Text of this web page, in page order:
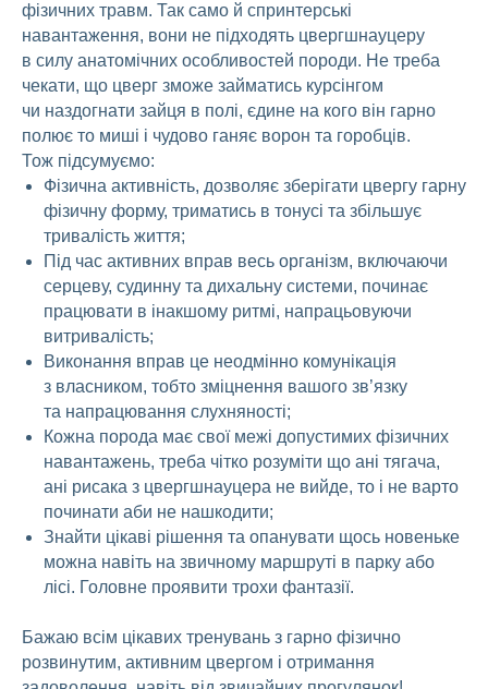
фізичних травм. Так само й спринтерські
навантаження, вони не підходять цвергшнауцеру
в силу анатомічних особливостей породи. Не треба
чекати, що цверг зможе займатись курсінгом
чи наздогнати зайця в полі, єдине на кого він гарно
полює то миші і чудово ганяє ворон та горобців.
Тож підсумуємо:
Фізична активність, дозволяє зберігати цвергу гарну
фізичну форму, триматись в тонусі та збільшує
тривалість життя;
Під час активних вправ весь організм, включаючи
серцеву, судинну та дихальну системи, починає
працювати в інакшому ритмі, напрацьовуючи
витривалість;
Виконання вправ це неодмінно комунікація
з власником, тобто зміцнення вашого зв’язку
та напрацювання слухняності;
Кожна порода має свої межі допустимих фізичних
навантажень, треба чітко розуміти що ані тягача,
ані рисака з цвергшнауцера не вийде, то і не варто
починати аби не нашкодити;
Знайти цікаві рішення та опанувати щось новеньке
можна навіть на звичному маршруті в парку або
лісі. Головне проявити трохи фантазії.
Бажаю всім цікавих тренувань з гарно фізично
розвинутим, активним цвергом і отримання